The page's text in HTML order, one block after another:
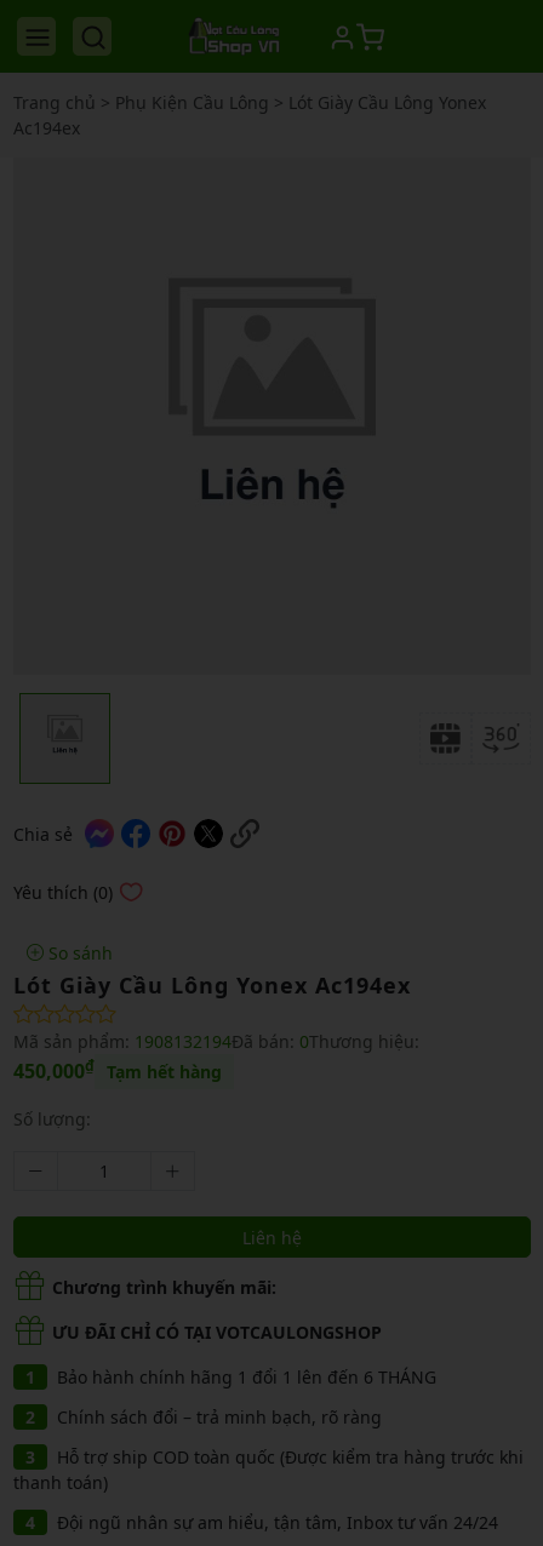
Trang chủ > Phụ Kiện Cầu Lông > Lót Giày Cầu Lông Yonex
Ac194ex
Chia sẻ
Yêu thích (0)
So sánh
Lót Giày Cầu Lông Yonex Ac194ex
Mã sản phẩm: 1908132194Đã bán: 0Thương hiệu:
450,000₫ Tạm hết hàng
Số lượng:
Liên hệ
Chương trình khuyến mãi:
ƯU ĐÃI CHỈ CÓ TẠI VOTCAULONGSHOP
Bảo hành chính hãng 1 đổi 1 lên đến 6 THÁNG
Chính sách đổi – trả minh bạch, rõ ràng
Hỗ trợ ship COD toàn quốc (Được kiểm tra hàng trước khi
thanh toán)
Đội ngũ nhân sự am hiểu, tận tâm, Inbox tư vấn 24/24